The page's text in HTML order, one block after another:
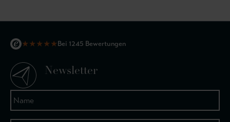
★★★★★Bei 1245 Bewertungen
Newsletter